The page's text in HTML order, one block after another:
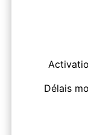
Délais